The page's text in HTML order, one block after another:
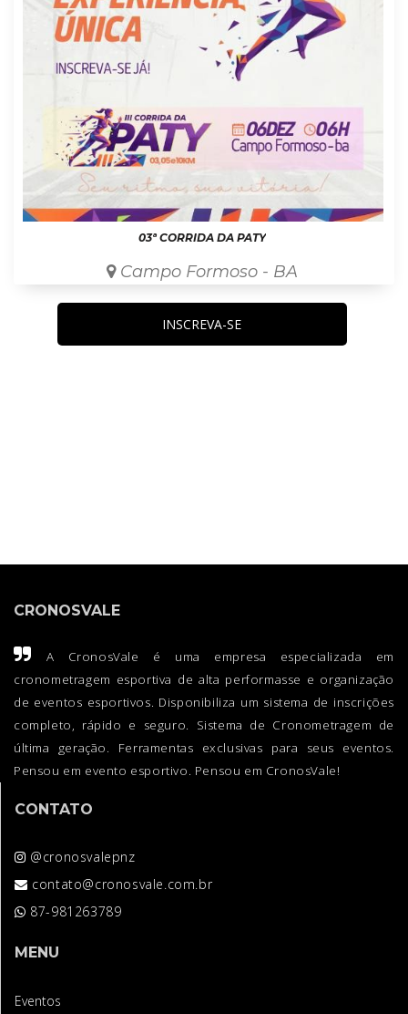
03ª CORRIDA DA PATY
Campo Formoso - BA
INSCREVA-SE
CRONOSVALE
A CronosVale é uma empresa especializada em
cronometragem esportiva de alta performasse e organização
de eventos esportivos. Disponibiliza um sistema de inscrições
completo, rápido e seguro. Sistema de Cronometragem de
última geração. Ferramentas exclusivas para seus eventos.
Pensou em evento esportivo. Pensou em CronosVale!
CONTATO
@cronosvalepnz
contato@cronosvale.com.br
87-981263789
MENU
Eventos